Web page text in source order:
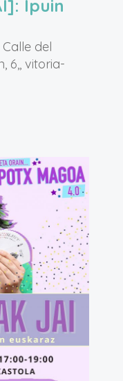
Ipuin
Calle del
6,, vitoria-